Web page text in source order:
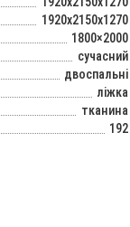
1920x2150x1270
1800×2000
сучасний
двоспальні
ліжка
тканина
192